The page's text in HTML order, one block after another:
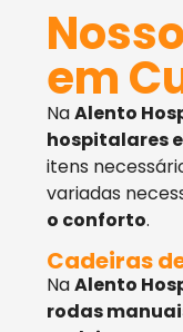
em
NaAlento
hospitalares
itens
variadas
o conforto.
Cadeiras
NaAlento
rodas